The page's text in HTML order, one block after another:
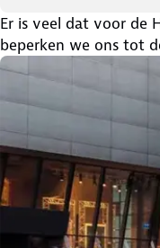
Er is veel dat voor de
beperken we ons tot